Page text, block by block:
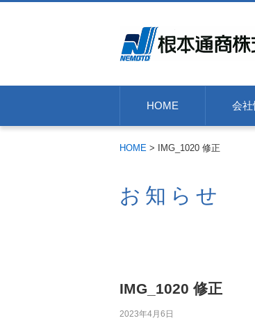
HOME 会社
HOME > IMG_1020 修正
お知らせ
IMG_1020 修正
2023年4月6日